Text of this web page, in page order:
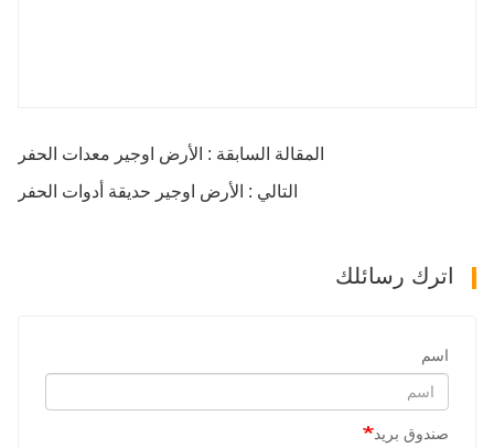
المقالة السابقة : الأرض اوجير معدات الحفر
التالي : الأرض اوجير حديقة أدوات الحفر
اترك رسائلك
اسم
صندوق بريد